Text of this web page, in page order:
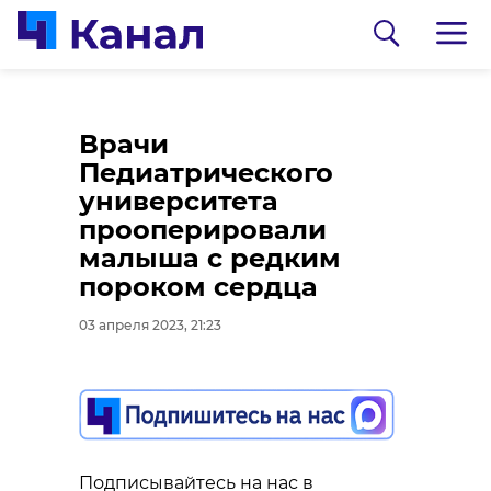
Врачи
Педиатрического
университета
прооперировали
малыша с редким
пороком сердца
03 апреля 2023, 21:23
Подписывайтесь на нас в
Горнолыжные
курорты Ленобласти
готовятся завершить
сезон
03 апреля 2023, 20:34
Подписывайтесь на нас в
На дорогах
Приозерского
района за март
поймали 160
нарушителей ПДД
03 апреля 2023, 20:16